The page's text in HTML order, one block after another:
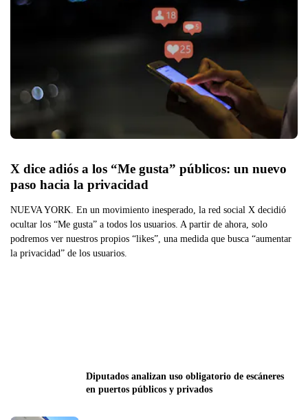
X dice adiós a los “Me gusta” públicos: un nuevo
paso hacia la privacidad
NUEVA YORK. En un movimiento inesperado, la red social X decidió
ocultar los “Me gusta” a todos los usuarios. A partir de ahora, solo
podremos ver nuestros propios “likes”, una medida que busca “aumentar
la privacidad” de los usuarios.
Diputados analizan uso obligatorio de escáneres
en puertos públicos y privados